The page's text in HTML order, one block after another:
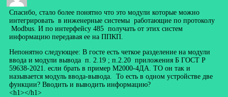
Спасибо, стало более понятно что это модули которые можно
интегрировать в инженерные системы работающие по протоколу
Modbus. И по интерфейсу 485 получать от этих систем
информацию передавая ее на ППКП.
Непонятно следующее: В госте есть четкое разделение на модули
ввода и модули вывода п. 2.19 ; п.2.20 приложения Б ГОСТ Р
59638-2021. если брать в пример М2000-4ДА. ТО он так и
называется модуль ввода-вывода. То есть в одном устройстве две
функции? Вводить и выводить информацию?
<h1></h1>